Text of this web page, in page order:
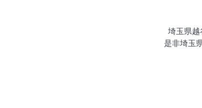
埼玉県越
是非埼玉